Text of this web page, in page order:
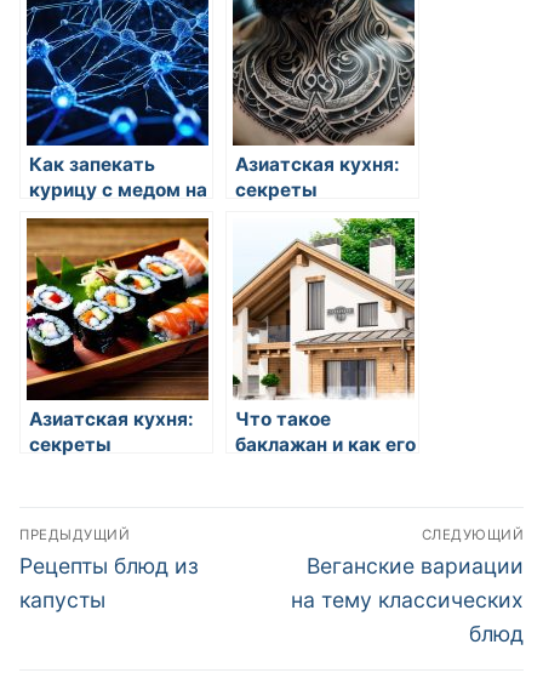
Как запекать
курицу с медом на
зиму
Азиатская кухня:
секреты
приготовления
Азиатская кухня:
секреты
Что такое
баклажан и как его
Навигация
по
записям
ПРЕДЫДУЩИЙ
Предыдущая
запись:
Рецепты блюд из
капусты
СЛЕДУЮЩИЙ
Следующая
запись:
Веганские вариации
на тему классических
блюд